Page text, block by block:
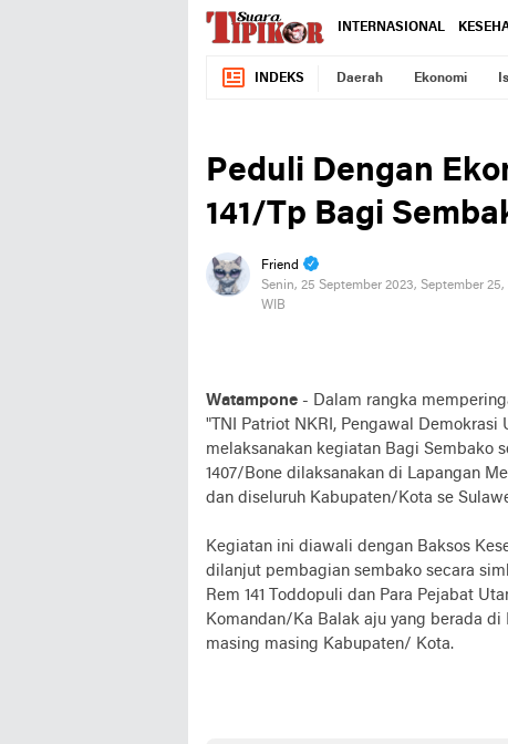
INTERNASIONAL
INDEKS Daerah Ekonomi
Peduli Dengan
141/Tp Bagi
Friend
Senin, 25 September 2023, September 25,
WIB
Watampone - Dalam rangka
"TNI Patriot NKRI, Pengawal Demokrasi
melaksanakan kegiatan Bagi Sembako
1407/Bone dilaksanakan di Lapangan
dan diseluruh Kabupaten/Kota se
Kegiatan ini diawali dengan Baksos
dilanjut pembagian sembako secara
Rem 141 Toddopuli dan Para Pejabat
Komandan/Ka Balak aju yang berada
masing masing Kabupaten/ Kota.